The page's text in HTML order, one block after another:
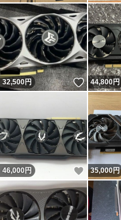
32,500円 いいね！
44,800円
46,000 円 いいね
35,000円